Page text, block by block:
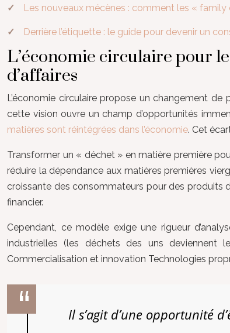
Les nouveaux mécènes : comment les «
Derrière l’étiquette : le guide pour devenir un
L’économie circulaire pour
d’affaires
L’économie circulaire propose un changement de
cette vision ouvre un champ d’opportunités
matières sont réintégrées dans l’économie. Cet
Transformer un « déchet » en matière première
réduire la dépendance aux matières premières
croissante des consommateurs pour des produits
financier.
Cependant, ce modèle exige une rigueur
industrielles (les déchets des uns deviennent
Commercialisation et innovation Technologies
Il s’agit d’une opportunité